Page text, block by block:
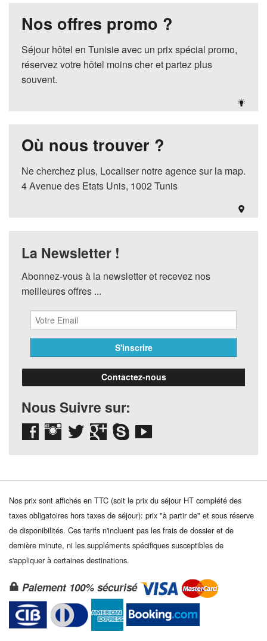
Nos offres promo ?
Séjour hôtel en Tunisie avec un prix spécial promo,
réservez votre hôtel moins cher et partez plus
souvent.
Où nous trouver ?
Ne cherchez plus, Localiser notre agence sur la map.
4 Avenue des Etats Unis, 1002 Tunis
La Newsletter !
Abonnez-vous à la newsletter et recevez nos
meilleures offres ...
Contactez-nous
Nous Suivre sur:
Nos prix sont affichés en TTC (soit le prix du séjour HT complété des
taxes obligatoires hors taxes de séjour): prix "à partir de" et sous réserve
de disponibilités. Ces tarifs n'incluent pas les frais de dossier et de
dernière minute, ni les suppléments spécifiques susceptibles de
s'appliquer à certaines destinations.
Paiement 100% sécurisé